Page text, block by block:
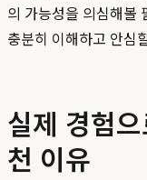
의 가능성을 의심해볼
충분히 이해하고 안심
실제 경험
천 이유